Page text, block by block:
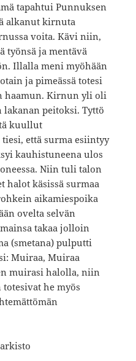
tapahtui Punnuksen
alkanut kirnuta
voita. Kävi niin,
työnsä ja mentävä
Illalla meni myöhään
ja pimeässä totesi
haamun. Kirnun yli oli
peitoksi. Tyttö
kuullut
että surma esiintyy
kauhistuneena ulos
Niin tuli talon
halot käsissä surmaa
aikamiespoika
ovelta selvän
takaa jolloin
(smetana) pulputti
Muiraa, Muiraa
muirasi halolla, niin
he myös